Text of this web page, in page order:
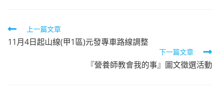
Read
more
上一篇文章
11月4日起山線(甲1區)元發專車路線調整
下一篇文章
『營養師教會我的事』圖文徵選活動